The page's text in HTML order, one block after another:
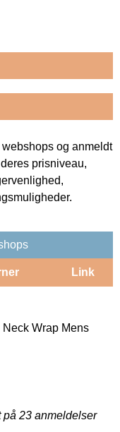
og anmeldt
prisniveau,
Link
Wrap Mens
på 23 anmeldelser